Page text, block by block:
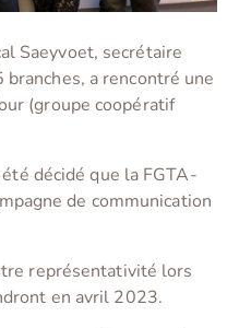
Saeyvoet, secrétaire
a rencontré une
(groupe coopératif
décidé que la FGTA-
de communication
représentativité lors
en avril 2023.